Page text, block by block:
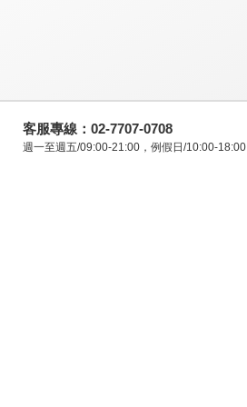
客服專線：02-7707-0708
週一至週五/09:00-21:00，例假日/10:00-18:00